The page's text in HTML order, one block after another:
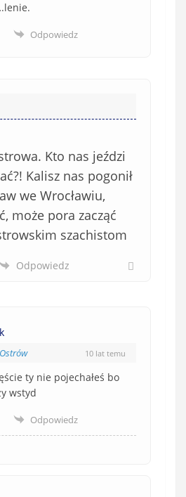
Odpowiedz
Kto nas jeździ
Kalisz nas pogonił
we Wrocławiu,
może pora zacząć
szachistom
Odpowiedz
Ostrów 10 lat temu
ty nie pojechałeś bo
wstyd
Odpowiedz